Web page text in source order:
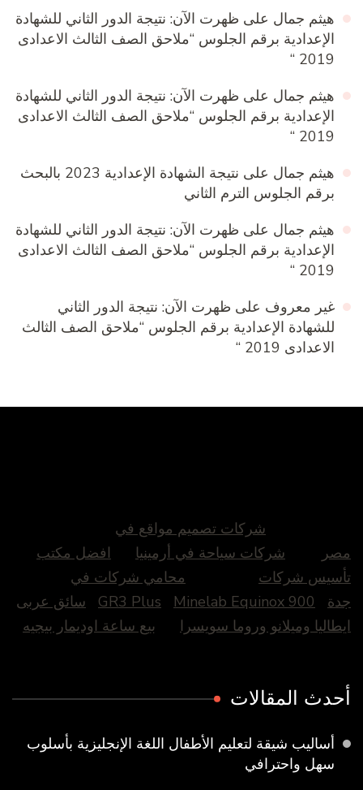
هيثم جمالعلىظهرت الآن: نتيجة الدور الثاني للشهادة
الإعدادية برقم الجلوس “ملاحق الصف الثالث الاعدادى
2019 “
هيثم جمالعلىظهرت الآن: نتيجة الدور الثاني للشهادة
الإعدادية برقم الجلوس “ملاحق الصف الثالث الاعدادى
2019 “
هيثم جمالعلى
نتيجة الشهادة الإعدادية 2023 بالبحث
برقم الجلوس الترم الثاني
هيثم جمالعلىظهرت الآن: نتيجة الدور الثاني للشهادة
الإعدادية برقم الجلوس “ملاحق الصف الثالث الاعدادى
2019 “
غير معروفعلىظهرت الآن: نتيجة الدور الثاني
للشهادة الإعدادية برقم الجلوس “ملاحق الصف الثالث
الاعدادى 2019 “
شركات تصميم مواقع في
شركات سياحة في أرمينيا
افضل مكتب
شركات
محامي شركات في
GR3 Plus Minelab Equinox 900
سائق عربى
وميلانو وروما سويسرا
بيع ساعة اوديمار بيجيه
المقالات
أساليب شيقة لتعليم الأطفال اللغة الإنجليزية بأسلوب
سهل واحترافي